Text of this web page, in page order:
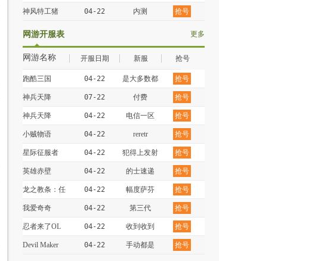
神风特工猪 04-22 内测 抢号
更多
网游开服表
网游名称 开服日期 新服 抢号
跑酷三国 04-22 是大多数都
是
抢号
神兵天降 07-22 付费 抢号
神兵天降 04-22 电信一区 抢号
小贼物语 04-22 reretr 抢号
星际征服者 04-22 犯得上发射
点
抢号
英雄赤壁 04-22 的士速递 抢号
龙之教条：任
务
04-22 幅度萨芬 抢号
我爱奇奇 04-22 第三代 抢号
忍者来了OL 04-22 收到收到 抢号
Devil Maker 04-22 手动都是 抢号